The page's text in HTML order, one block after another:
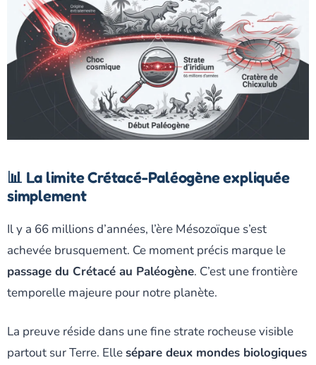
📊 La limite Crétacé-Paléogène expliquée
simplement
Il y a 66 millions d’années, l’ère Mésozoïque s’est
achevée brusquement. Ce moment précis marque le
passage du Crétacé au Paléogène. C’est une frontière
temporelle majeure pour notre planète.
La preuve réside dans une fine strate rocheuse visible
partout sur Terre. Ellesépare deux mondes biologiques